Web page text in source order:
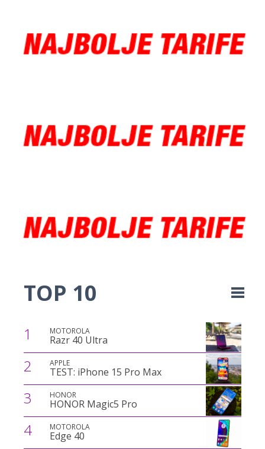
TOP 10
1 MOTOROLA
Razr 40 Ultra
2 APPLE
TEST: iPhone 15 Pro Max
3 HONOR
HONOR Magic5 Pro
4 MOTOROLA
Edge 40